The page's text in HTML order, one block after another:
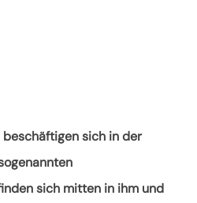
sich in der
sich mitten in ihm und